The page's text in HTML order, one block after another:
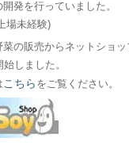
発を行っていました。
場未経験)
の販売からネットショ
しました。
こちら をご覧ください。